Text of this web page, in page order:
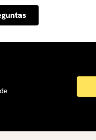
sirven como
en entornos
de vida, perfil de
es verificable en línea
y confiable, las
empleadores, clientes